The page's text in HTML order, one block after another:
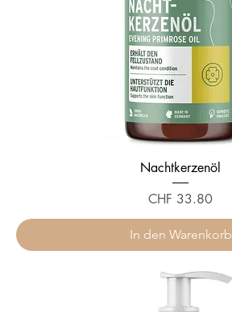
Nachtkerzenöl
Preis
CHF 33.80
In den Warenkorb